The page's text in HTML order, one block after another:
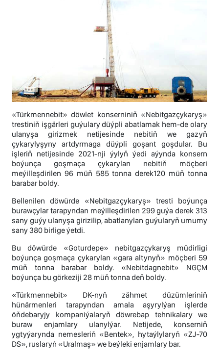
«Türkmennebit» döwlet konserniniň «Nebitgazçykaryş»
trestiniň işgärleri guýulary düýpli abatlamak hem-de olary
ulanyşa girizmek netijesinde nebitiň we gazyň
çykarylyşyny artdyrmaga düýpli goşant goşdular. Bu
işleriň netijesinde 2021-nji ýylyň ýedi aýynda konsern
boýunça goşmaça çykarylan nebitiň möçberi
meýilleşdirilen 96 müň 585 tonna derek120 müň tonna
barabar boldy.
Bellenilen döwürde «Nebitgazçykaryş» tresti boýunça
burawçylar tarapyndan meýilleşdirilen 299 guýa derek 313
sany guýy ulanyşa girizilip, abatlanylan guýularyň umumy
sany 380 birlige ýetdi.
Bu döwürde «Goturdepe» nebitgazçykaryş müdirligi
boýunça goşmaça çykarylan «gara altynyň» möçberi 59
müň tonna barabar boldy. «Nebitdagnebit» NGÇM
boýunça bu görkeziji 28 müň tonna deň boldy.
«Türkmennebit» DK-nyň zähmet düzümleriniň
hünärmenleri tarapyndan amala aşyrylýan işlerde
öňdebaryjy kompaniýalaryň döwrebap tehnikalary we
buraw enjamlary ulanylýar. Netijede, konserniň
ygtyýarynda nemesleriň «Bentek», hytaýlylaryň «ZJ-70
DS», ruslaryň «Uralmaş» we beýleki enjamlary bar.